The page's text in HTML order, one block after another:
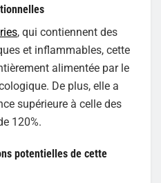
, qui contiennent des
et inflammables, cette
alimentée par le
De plus, elle a
supérieure à celle des
120%.
potentielles de cette